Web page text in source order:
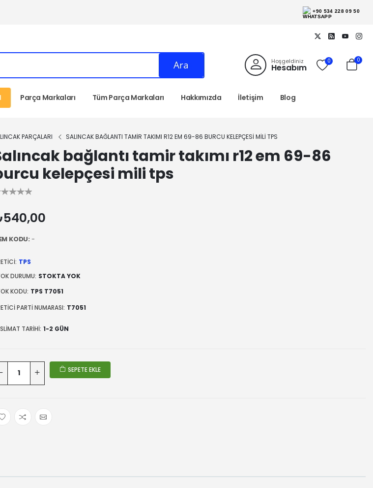
+90 534 228 09 50
Ara Hoşgeldiniz
Hesabım
0 0
Parça Markaları Tüm Parça Markaları Hakkımızda İletişim Blog
PARÇALARI SALINCAK BAĞLANTI TAMIR TAKIMI R12 EM 69-86 BURCU KELEPÇESI MILI TPS
bağlantı tamir takımı r12 em 69-86
kelepçesi mili tps
KODU: -
TPS
DURUMU: STOKTA YOK
KODU: TPS T7051
PARTI NUMARASI: T7051
TARIHI: 1-2 GÜN
SEPETE EKLE